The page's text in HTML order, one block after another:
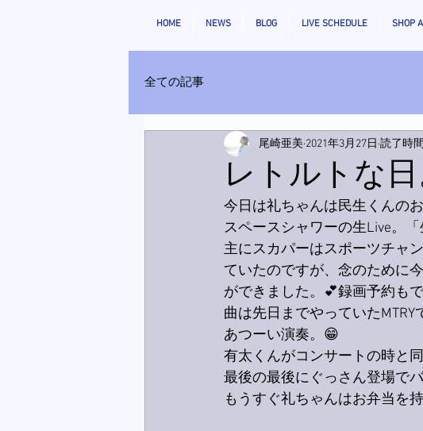
HOME NEWS BLOG LIVE SCHEDULE SHOP
全ての記事
レトルトな日
尾崎亜美 2021年3月27日 読了時
今日は礼ちゃんは民生くんのお
スペースシャワーの生Live。
主にスカパーはスポーツチャ
ていたのですが、念のために
ができました。💕録画予約も
曲は先日までやっていた
あつーい演奏。😁
有太くんがコンサートの時と
最後の最後にぐっさん登場で
もうすぐ礼ちゃんはお弁当を